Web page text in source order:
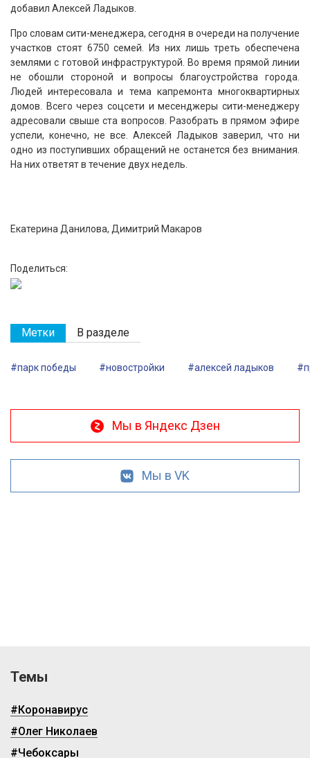
добавил Алексей Ладыков.
Про словам сити-менеджера, сегодня в очереди на получение
участков стоят 6750 семей. Из них лишь треть обеспечена
землями с готовой инфраструктурой. Во время прямой линии
не обошли стороной и вопросы благоустройства города.
Людей интересовала и тема капремонта многоквартирных
домов. Всего через соцсети и месенджеры сити-менеджеру
адресовали свыше ста вопросов. Разобрать в прямом эфире
успели, конечно, не все. Алексей Ладыков заверил, что ни
одно из поступивших обращений не останется без внимания.
На них ответят в течение двух недель.
Екатерина Данилова, Димитрий Макаров
Поделиться:
Метки В разделе
#парк победы #новостройки #алексей ладыков
Мы в Яндекс Дзен
Мы в VK
Темы
#Коронавирус
#Олег Николаев
#Чебоксары